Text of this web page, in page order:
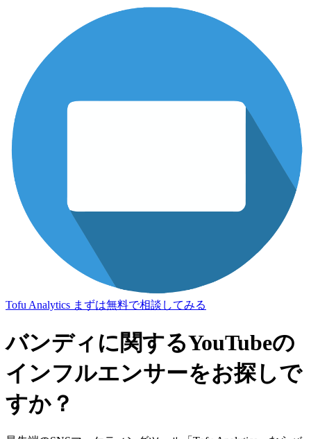
Tofu Analytics まずは無料で相談してみる
バンディに関するYouTubeの
インフルエンサーをお探しで
すか？